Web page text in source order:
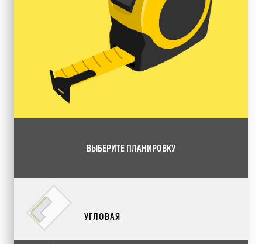
ВЫБЕРИТЕ ПЛАНИРОВКУ
УГЛОВАЯ